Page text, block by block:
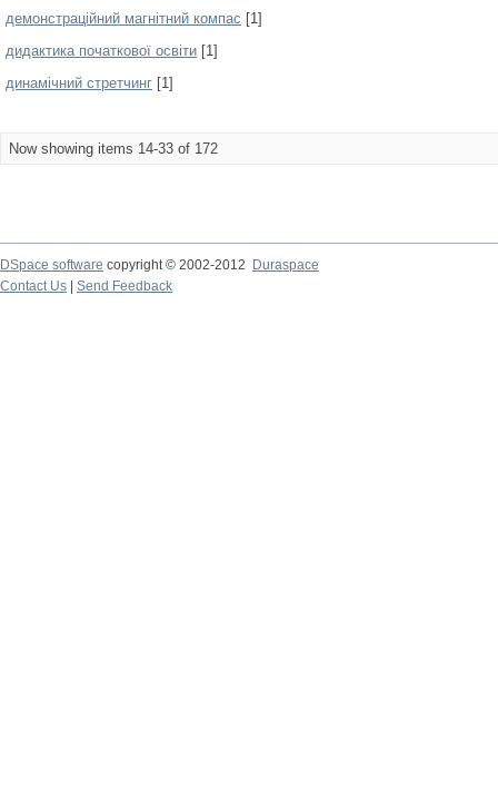
демонстраційний магнітний компас [1]
дидактика початкової освіти [1]
динамічний стретчинг [1]
Now showing items 14-33 of 172
DSpace software copyright © 2002-2012
Duraspace
Contact Us
Send Feedback